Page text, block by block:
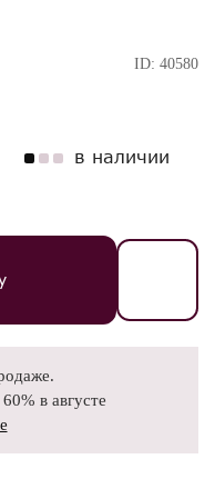
ID: 40580
в наличии
в августе